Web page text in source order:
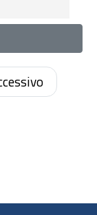
in stato
la
e la